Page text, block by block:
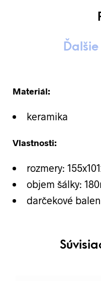
Materiál:
keramika
Vlastnosti:
rozmery:
objem šálky:
darčekové